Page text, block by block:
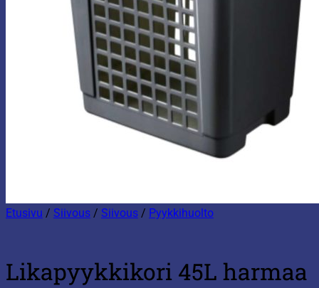
Etusivu / Siivous / Siivous / Pyykkihuolto
Likapyykkikori 45L harmaa